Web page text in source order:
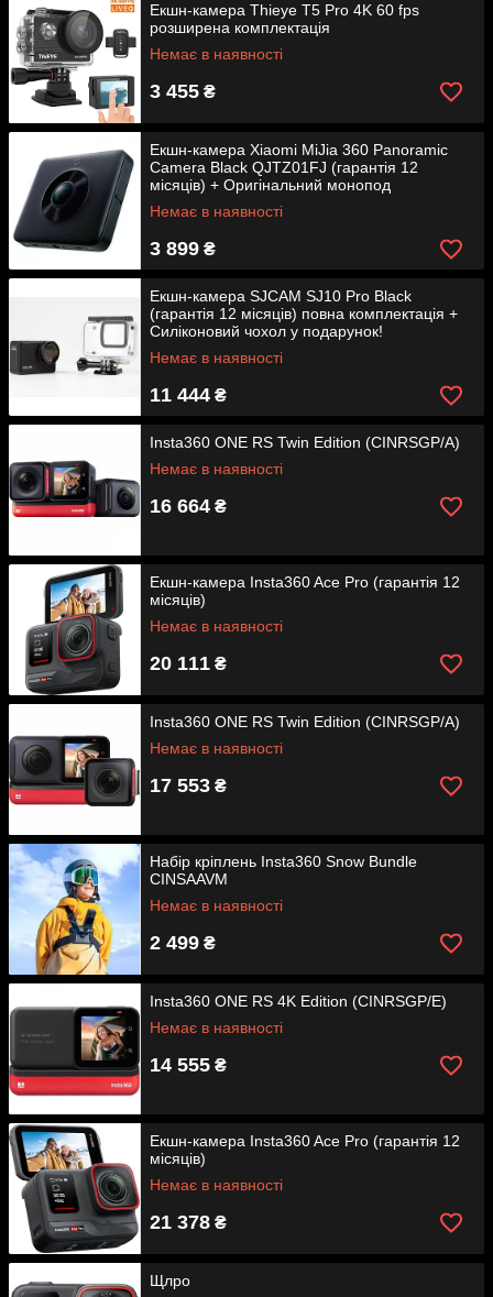
Екшн-камера Thieye T5 Pro 4K 60 fps
розширена комплектація
Немає в наявності
3 455 ₴
Екшн-камера Xiaomi MiJia 360 Panoramic
Camera Black QJTZ01FJ (гарантія 12
місяців) + Оригінальний монопод
Немає в наявності
3 899 ₴
Екшн-камера SJCAM SJ10 Pro Black
(гарантія 12 місяців) повна комплектація +
Силіконовий чохол у подарунок!
Немає в наявності
11 444 ₴
Insta360 ONE RS Twin Edition (CINRSGP/A)
Немає в наявності
16 664 ₴
Екшн-камера Insta360 Ace Pro (гарантія 12
місяців)
Немає в наявності
20 111 ₴
Insta360 ONE RS Twin Edition (CINRSGP/A)
Немає в наявності
17 553 ₴
Набір кріплень Insta360 Snow Bundle
CINSAAVM
Немає в наявності
2 499 ₴
Insta360 ONE RS 4K Edition (CINRSGP/E)
Немає в наявності
14 555 ₴
Екшн-камера Insta360 Ace Pro (гарантія 12
місяців)
Немає в наявності
21 378 ₴
Щлро